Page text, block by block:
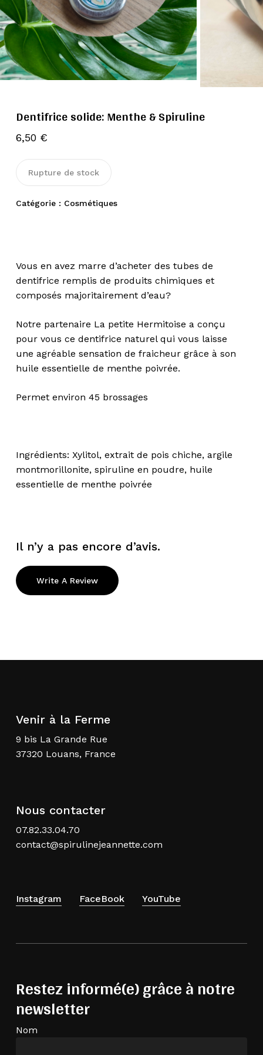
Votre panier est vide.
Dentifrice solide: Menthe & Spiruline
6,50 €
Rupture de stock
Catégorie : Cosmétiques
Vous en avez marre d’acheter des tubes de
dentifrice remplis de produits chimiques et
composés majoritairement d’eau?
Notre partenaire La petite Hermitoise a conçu
pour vous ce dentifrice naturel qui vous laisse
une agréable sensation de fraicheur grâce à son
huile essentielle de menthe poivrée.
Permet environ 45 brossages
Ingrédients: Xylitol, extrait de pois chiche, argile
montmorillonite, spiruline en poudre, huile
essentielle de menthe poivrée
Il n’y a pas encore d’avis.
Write A Review
Venir à la Ferme
9 bis La Grande Rue
37320 Louans, France
Nous contacter
07.82.33.04.70
contact@spirulinejeannette.com
Instagram FaceBook YouTube
Restez informé(e) grâce à notre
newsletter
Nom